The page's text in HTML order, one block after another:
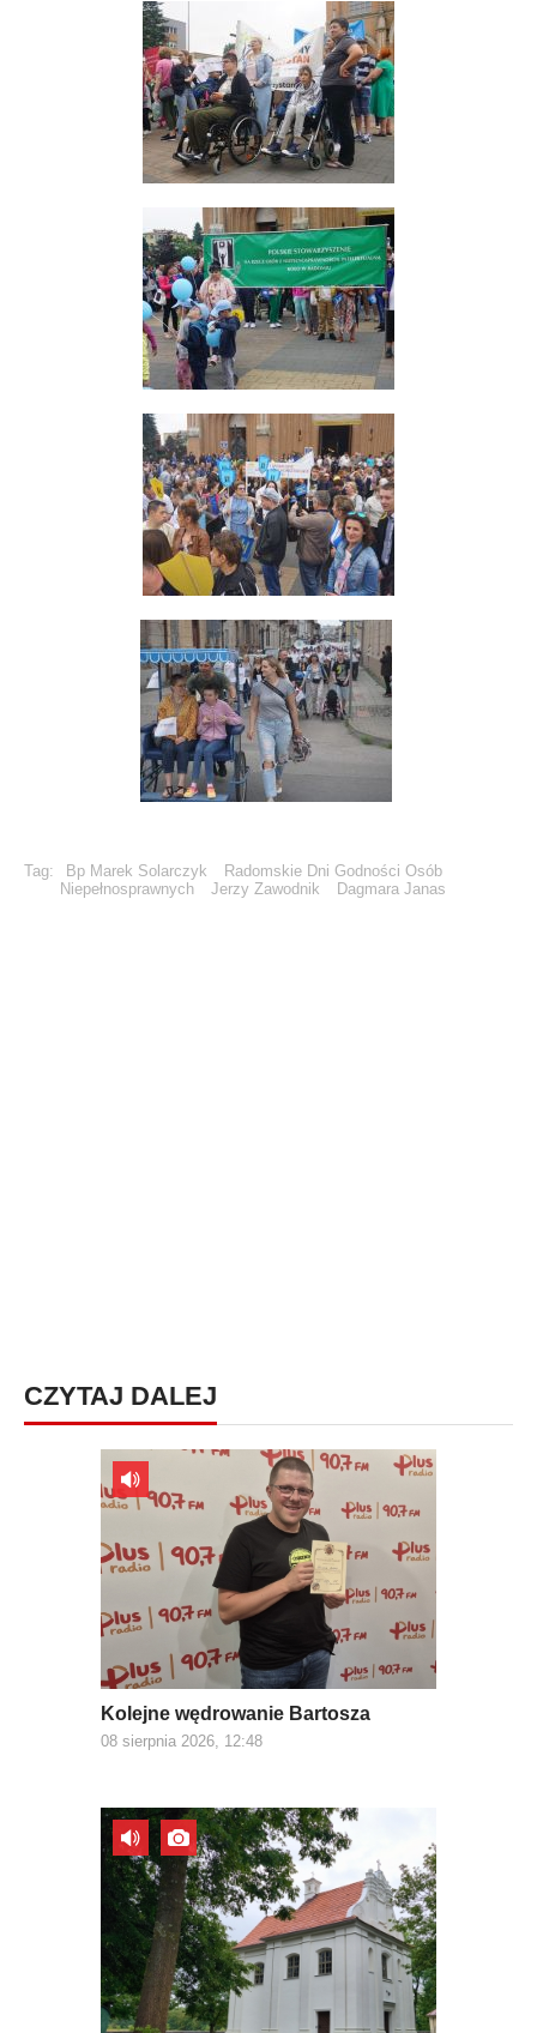
Tag: Bp Marek Solarczyk
Radomskie Dni Godności Osób
Niepełnosprawnych
Jerzy Zawodnik Dagmara Janas
CZYTAJ DALEJ
Kolejne wędrowanie Bartosza
08 sierpnia 2026, 12:48